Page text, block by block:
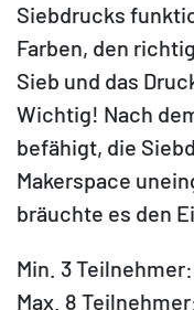
Siebdrucks
Farben, den
Sieb und das
Wichtig! Nach
befähigt, die
Makerspace
bräuchte es den
Min. 3
Max. 8